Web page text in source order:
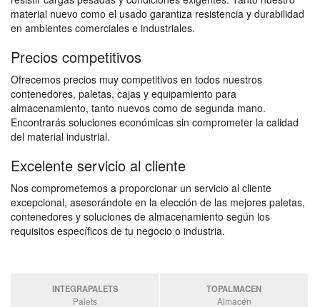
material nuevo como el usado garantiza resistencia y durabilidad
en ambientes comerciales e industriales.
Precios competitivos
Ofrecemos precios muy competitivos en todos nuestros
contenedores, paletas, cajas y equipamiento para
almacenamiento, tanto nuevos como de segunda mano.
Encontrarás soluciones económicas sin comprometer la calidad
del material industrial.
Excelente servicio al cliente
Nos comprometemos a proporcionar un servicio al cliente
excepcional, asesorándote en la elección de las mejores paletas,
contenedores y soluciones de almacenamiento según los
requisitos específicos de tu negocio o industria.
INTEGRAPALETS
Palets
TOPALMACEN
Almacén